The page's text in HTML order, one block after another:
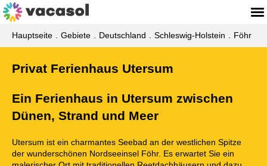
Hauptseite Gebiete Deutschland Schleswig-Holstein Föhr
Privat Ferienhaus Utersum
Ein Ferienhaus in Utersum zwischen
Dünen, Strand und Meer
Utersum ist ein charmantes Seebad an der westlichen Spitze
der wunderschönen Nordseeinsel Föhr. Es erwartet Sie ein